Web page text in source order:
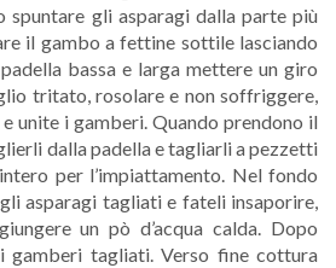
spuntare gli asparagi dalla parte più
il gambo a fettine sottile lasciando
bassa e larga mettere un giro
tritato, rosolare e non soffriggere,
unite i gamberi. Quando prendono il
dalla padella e tagliarli a pezzetti
per l’impiattamento. Nel fondo
asparagi tagliati e fateli insaporire,
un pò d’acqua calda. Dopo
gamberi tagliati. Verso fine cottura